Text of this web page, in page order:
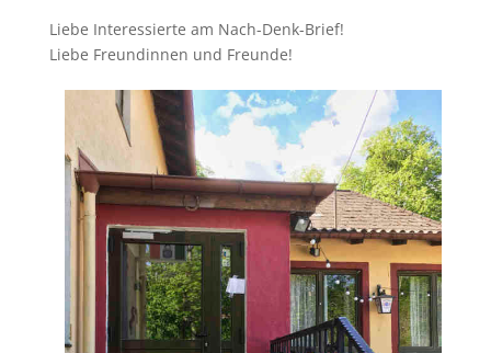
Liebe Interessierte am Nach-Denk-Brief!​​​​​
Liebe Freundinnen und Freunde!